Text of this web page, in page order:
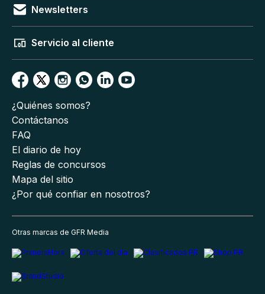
Newsletters
Servicio al cliente
¿Quiénes somos?
Contáctanos
FAQ
El diario de hoy
Reglas de concursos
Mapa del sitio
¿Por qué confiar en nosotros?
Otras marcas de GFR Media